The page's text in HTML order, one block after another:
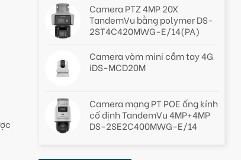
Camera PTZ 4MP 20X
TandemVu bằng polymer DS-
2ST4C420MWG-E/14(PA)
Camera vòm mini cầm tay 4G
iDS-MCD20M
Camera mạng PT POE ống kính
cố định TandemVu 4MP+4MP
DS-2SE2C400MWG-E/14